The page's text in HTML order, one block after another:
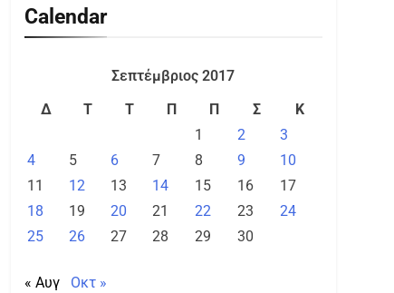
Calendar
Σεπτέμβριος 2017
Δ
Τ Τ Π Π Σ
Κ
1
2
3
4
5 6 7 8 9
10
11
12 13 14 15 16
17
18
19 20 21 22 23
24
25
26 27 28 29 30
« Αυγ Οκτ »